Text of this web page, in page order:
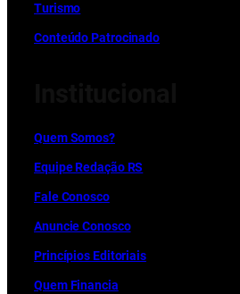
Turismo
Conteúdo Patrocinado
Quem Somos?
Equipe Redação RS
Fale Conosco
Anuncie Conosco
Princípios Editoriais
Quem Financia